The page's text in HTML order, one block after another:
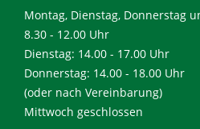
Montag, Dienstag, Donnerstag
8.30 - 12.00 Uhr
Dienstag: 14.00 - 17.00 Uhr
Donnerstag: 14.00 - 18.00 Uhr
(oder nach Vereinbarung)
Mittwoch geschlossen